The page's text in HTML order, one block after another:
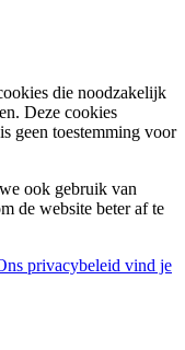
die noodzakelijk
Deze cookies
geen toestemming voor
ook gebruik van
de website beter af te
privacybeleid vind je